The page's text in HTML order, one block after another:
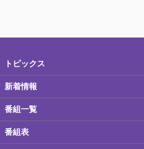
トピックス
新着情報
番組一覧
番組表